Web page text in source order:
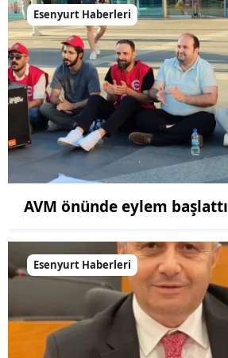
Esenyurt Haberleri
AVM önünde eylem başlattı
Esenyurt Haberleri